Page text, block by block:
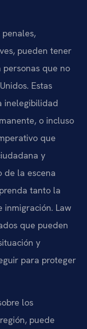
pueden tener
personas que no
Estas
inelegibilidad
o incluso
que
y
de la escena
tanto la
Law
que pueden
y
para proteger
los
puede